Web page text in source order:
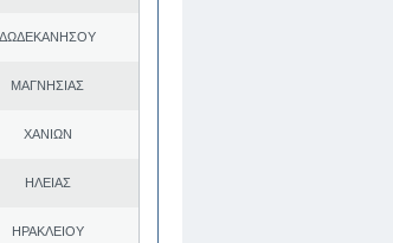
ΔΩΔΕΚΑΝΗΣΟΥ
ΜΑΓΝΗΣΙΑΣ
ΧΑΝΙΩΝ
ΗΛΕΙΑΣ
ΗΡΑΚΛΕΙΟΥ